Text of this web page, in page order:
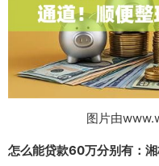
图片由
怎么能贷款60万分别有：